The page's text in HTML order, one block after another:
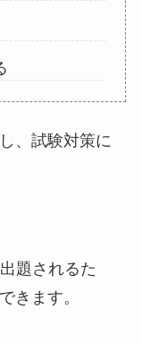
、試験対策に
題されるた
きます。